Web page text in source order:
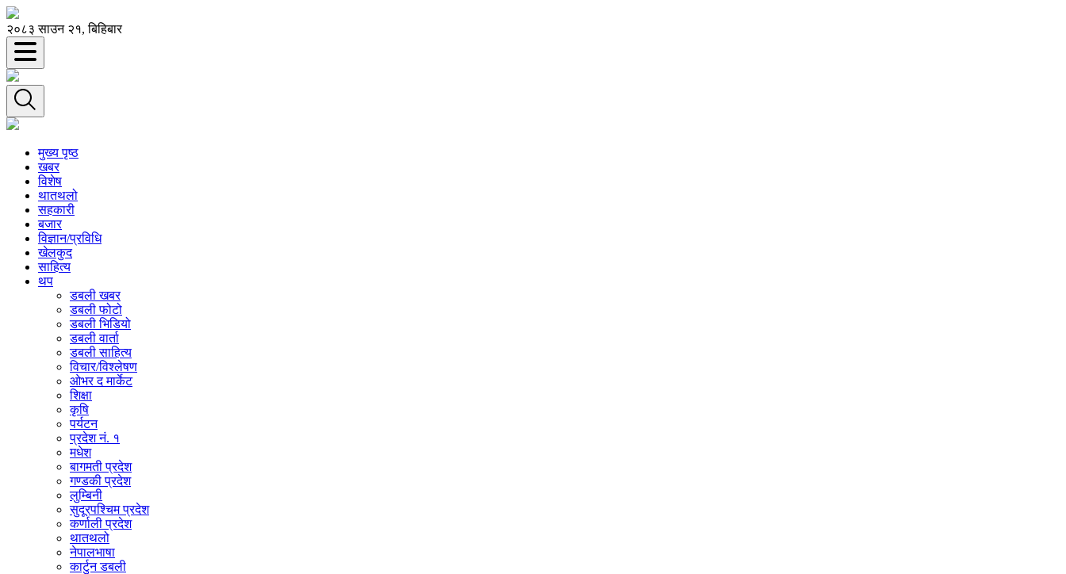
२०८३ साउन २१, बिहिबार
मुख्य पृष्ठ
खबर
विशेष
थातथलो
सहकारी
बजार
विज्ञान/प्रविधि
खेलकुद
साहित्य
थप
डबली खबर
डबली फोटो
डबली भिडियो
डबली वार्ता
डबली साहित्य
विचार/विश्‍लेषण
ओभर द मार्केट
शिक्षा
कृषि
पर्यटन
प्रदेश नं. १
मधेश
बागमती प्रदेश
गण्डकी प्रदेश
लुम्बिनी
सुदूरपश्चिम प्रदेश
कर्णाली प्रदेश
थातथलो
नेपालभाषा
कार्टुन डबली